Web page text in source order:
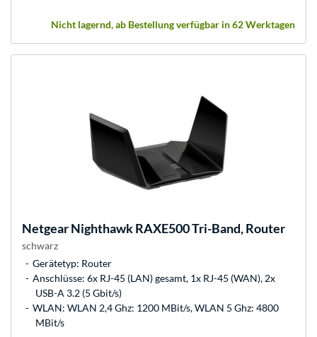
Nicht lagernd, ab Bestellung verfügbar in 62 Werktagen
NetgearNighthawk RAXE500 Tri-Band, Router
schwarz
Gerätetyp: Router
Anschlüsse: 6x RJ-45 (LAN) gesamt, 1x RJ-45 (WAN), 2x
USB-A 3.2 (5 Gbit/s)
WLAN: WLAN 2,4 Ghz: 1200 MBit/s, WLAN 5 Ghz: 4800
MBit/s